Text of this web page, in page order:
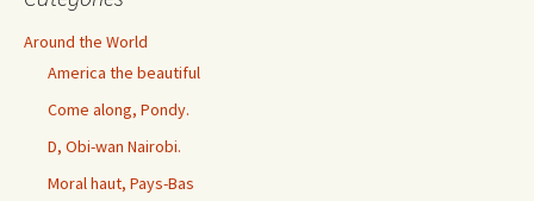
Around the World
America the beautiful
Come along, Pondy.
D, Obi-wan Nairobi.
Moral haut, Pays-Bas